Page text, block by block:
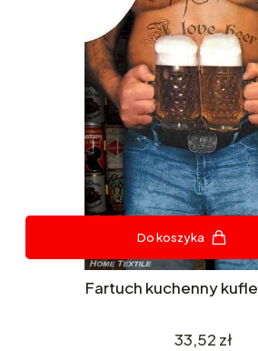
Do koszyka
Fartuch kuchenny
Cena
33,52 zł